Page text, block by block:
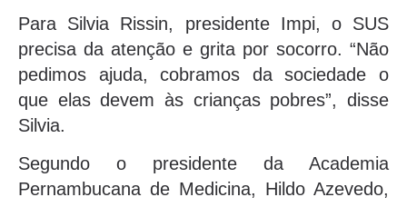
Para Silvia Rissin, presidente Impi, o SUS
precisa da atenção e grita por socorro. “Não
pedimos ajuda, cobramos da sociedade o
que elas devem às crianças pobres”, disse
Silvia.
Segundo o presidente da Academia
Pernambucana de Medicina, Hildo Azevedo,